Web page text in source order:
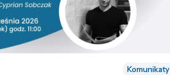
Komunikaty